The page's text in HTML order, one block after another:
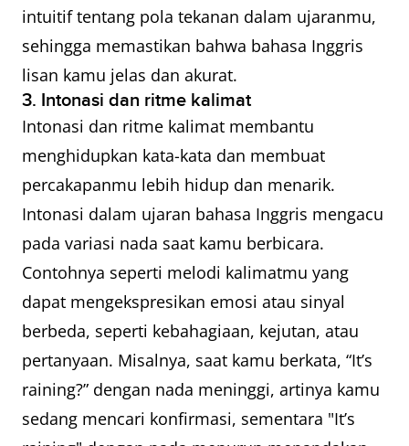
intuitif tentang pola tekanan dalam ujaranmu,
sehingga memastikan bahwa bahasa Inggris
lisan kamu jelas dan akurat.
3. Intonasi dan ritme kalimat
Intonasi dan ritme kalimat membantu
menghidupkan kata-kata dan membuat
percakapanmu lebih hidup dan menarik.
Intonasi dalam ujaran bahasa Inggris mengacu
pada variasi nada saat kamu berbicara.
Contohnya seperti melodi kalimatmu yang
dapat mengekspresikan emosi atau sinyal
berbeda, seperti kebahagiaan, kejutan, atau
pertanyaan. Misalnya, saat kamu berkata, “It’s
raining?” dengan nada meninggi, artinya kamu
sedang mencari konfirmasi, sementara "It’s